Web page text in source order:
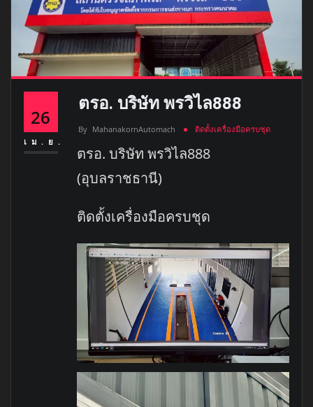
26
เม.ย.
ตรอ. บริษัท พรวิไล888
By MahanakornAutomach ติดตั้งเครื่องมือครบชุด
ตรอ. บริษัท พรวิไล888
(อุบลราชธานี)
ติดตั้งเครื่องมือครบชุด